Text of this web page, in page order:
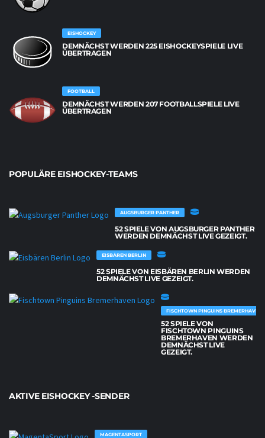
EISHOCKEY
DEMNÄCHST WERDEN 225 EISHOCKEYSPIELE LIVE
ÜBERTRAGEN
FOOTBALL
DEMNÄCHST WERDEN 207 FOOTBALLSPIELE LIVE
ÜBERTRAGEN
POPULÄRE EISHOCKEY-TEAMS
AUGSBURGER PANTHER
52 SPIELE VON AUGSBURGER PANTHER
WERDEN DEMNÄCHST LIVE GEZEIGT.
EISBÄREN BERLIN
52 SPIELE VON EISBÄREN BERLIN WERDEN
DEMNÄCHST LIVE GEZEIGT.
FISCHTOWN PINGUINS BREMERHAVEN
52 SPIELE VON
FISCHTOWN PINGUINS
BREMERHAVEN WERDEN
DEMNÄCHST LIVE
GEZEIGT.
AKTIVE EISHOCKEY -SENDER
MAGENTASPORT